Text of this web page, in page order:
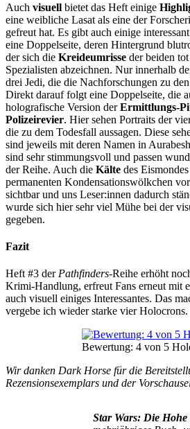
Auch visuell bietet das Heft einige
eine weibliche Lasat als eine der
gefreut hat. Es gibt auch einige
eine Doppelseite, deren Hintergrund
der sich die Kreideumrisse der beiden
Spezialisten abzeichnen. Nur innerhalb
drei Jedi, die die Nachforschungen zu
Direkt darauf folgt eine Doppelseite, die
holografische Version derErmittlungs-
Polizeirevier. Hier sehen Portraits der
die zu dem Todesfall aussagen. Diese
sind jeweils mit deren Namen in
sind sehr stimmungsvoll und passen
der Reihe. Auch die Kälte des
permanenten Kondensationswölkchen
sichtbar und uns Leser:innen dadurch
wurde sich hier sehr viel Mühe bei der
gegeben.
Fazit
Heft #3 der Pathfinders-Reihe erhöht
Krimi-Handlung, erfreut Fans erneut mit
auch visuell einiges Interessantes. Das
vergebe ich wieder starke vier Holocrons.
Bewertung: 4 von 5
Wir danken Dark Horse für die
Rezensionsexemplars und der
Star Wars: Die